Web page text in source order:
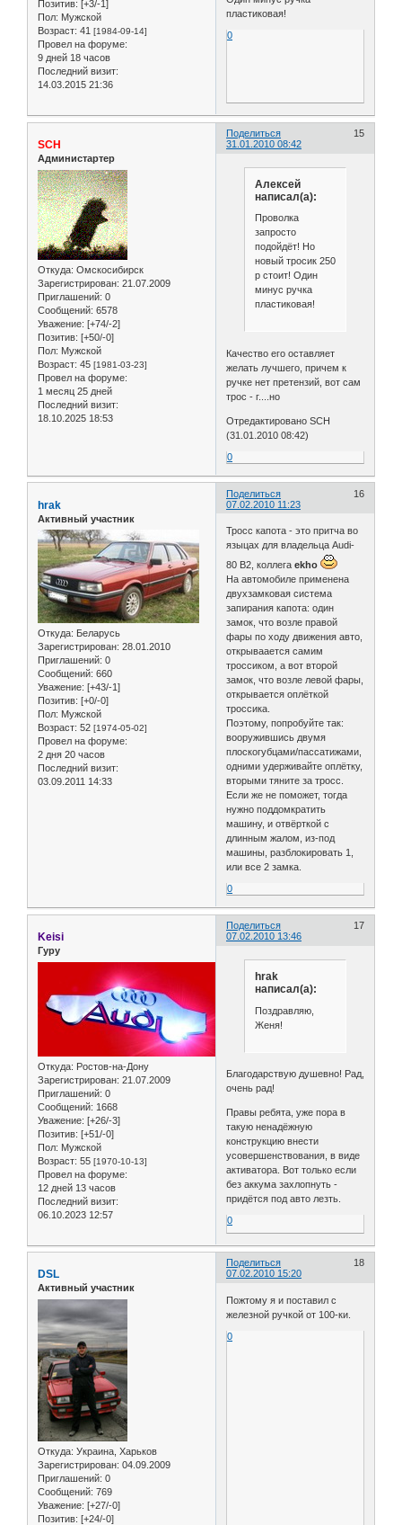
Позитив: [+3/-1]
Пол: Мужской
Возраст: 41 [1984-09-14]
Провел на форуме:
9 дней 18 часов
Последний визит:
14.03.2015 21:36
пластиковая!
0
Поделиться
15
31.01.2010 08:42
SCH
Администартер
Откуда: Омскосибирск
Зарегистрирован: 21.07.2009
Приглашений: 0
Сообщений: 6578
Уважение: [+74/-2]
Позитив: [+50/-0]
Пол: Мужской
Возраст: 45 [1981-03-23]
Провел на форуме:
1 месяц 25 дней
Последний визит:
18.10.2025 18:53
Алексей
написал(а):
Проволка
запросто
подойдёт! Но
новый тросик 250
р стоит! Один
минус ручка
пластиковая!
Качество его оставляет
желать лучшего, причем к
ручке нет претензий, вот сам
трос - г....но
Отредактировано SCH
(31.01.2010 08:42)
0
Поделиться
16
07.02.2010 11:23
hrak
Активный участник
Откуда: Беларусь
Зарегистрирован: 28.01.2010
Приглашений: 0
Сообщений: 660
Уважение: [+43/-1]
Позитив: [+0/-0]
Пол: Мужской
Возраст: 52 [1974-05-02]
Провел на форуме:
2 дня 20 часов
Последний визит:
03.09.2011 14:33
Тросс капота - это притча во
языцах для владельца Audi-
80 B2, коллегаekho
На автомобиле применена
двухзамковая система
запирания капота: один
замок, что возле правой
фары по ходу движения авто,
открываается самим
троссиком, а вот второй
замок, что возле левой фары,
открывается оплёткой
троссика.
Поэтому, попробуйте так:
вооружившись двумя
плоскогубцами/пассатижами,
одними удерживайте оплётку,
вторыми тяните за тросс.
Если же не поможет, тогда
нужно поддомкратить
машину, и отвёрткой с
длинным жалом, из-под
машины, разблокировать 1,
или все 2 замка.
0
Поделиться
17
07.02.2010 13:46
Keisi
Гуру
Откуда: Ростов-на-Дону
Зарегистрирован: 21.07.2009
Приглашений: 0
Сообщений: 1668
Уважение: [+26/-3]
Позитив: [+51/-0]
Пол: Мужской
Возраст: 55 [1970-10-13]
Провел на форуме:
12 дней 13 часов
Последний визит:
06.10.2023 12:57
hrak
написал(а):
Поздравляю,
Женя!
Благодарствую душевно! Рад,
очень рад!
Правы ребята, уже пора в
такую ненадёжную
конструкцию внести
усовершенствования, в виде
активатора. Вот только если
без аккума захлопнуть -
придётся под авто лезть.
0
Поделиться
18
07.02.2010 15:20
DSL
Активный участник
Откуда: Украина, Харьков
Зарегистрирован: 04.09.2009
Приглашений: 0
Сообщений: 769
Уважение: [+27/-0]
Позитив: [+24/-0]
Пожтому я и поставил с
железной ручкой от 100-ки.
0